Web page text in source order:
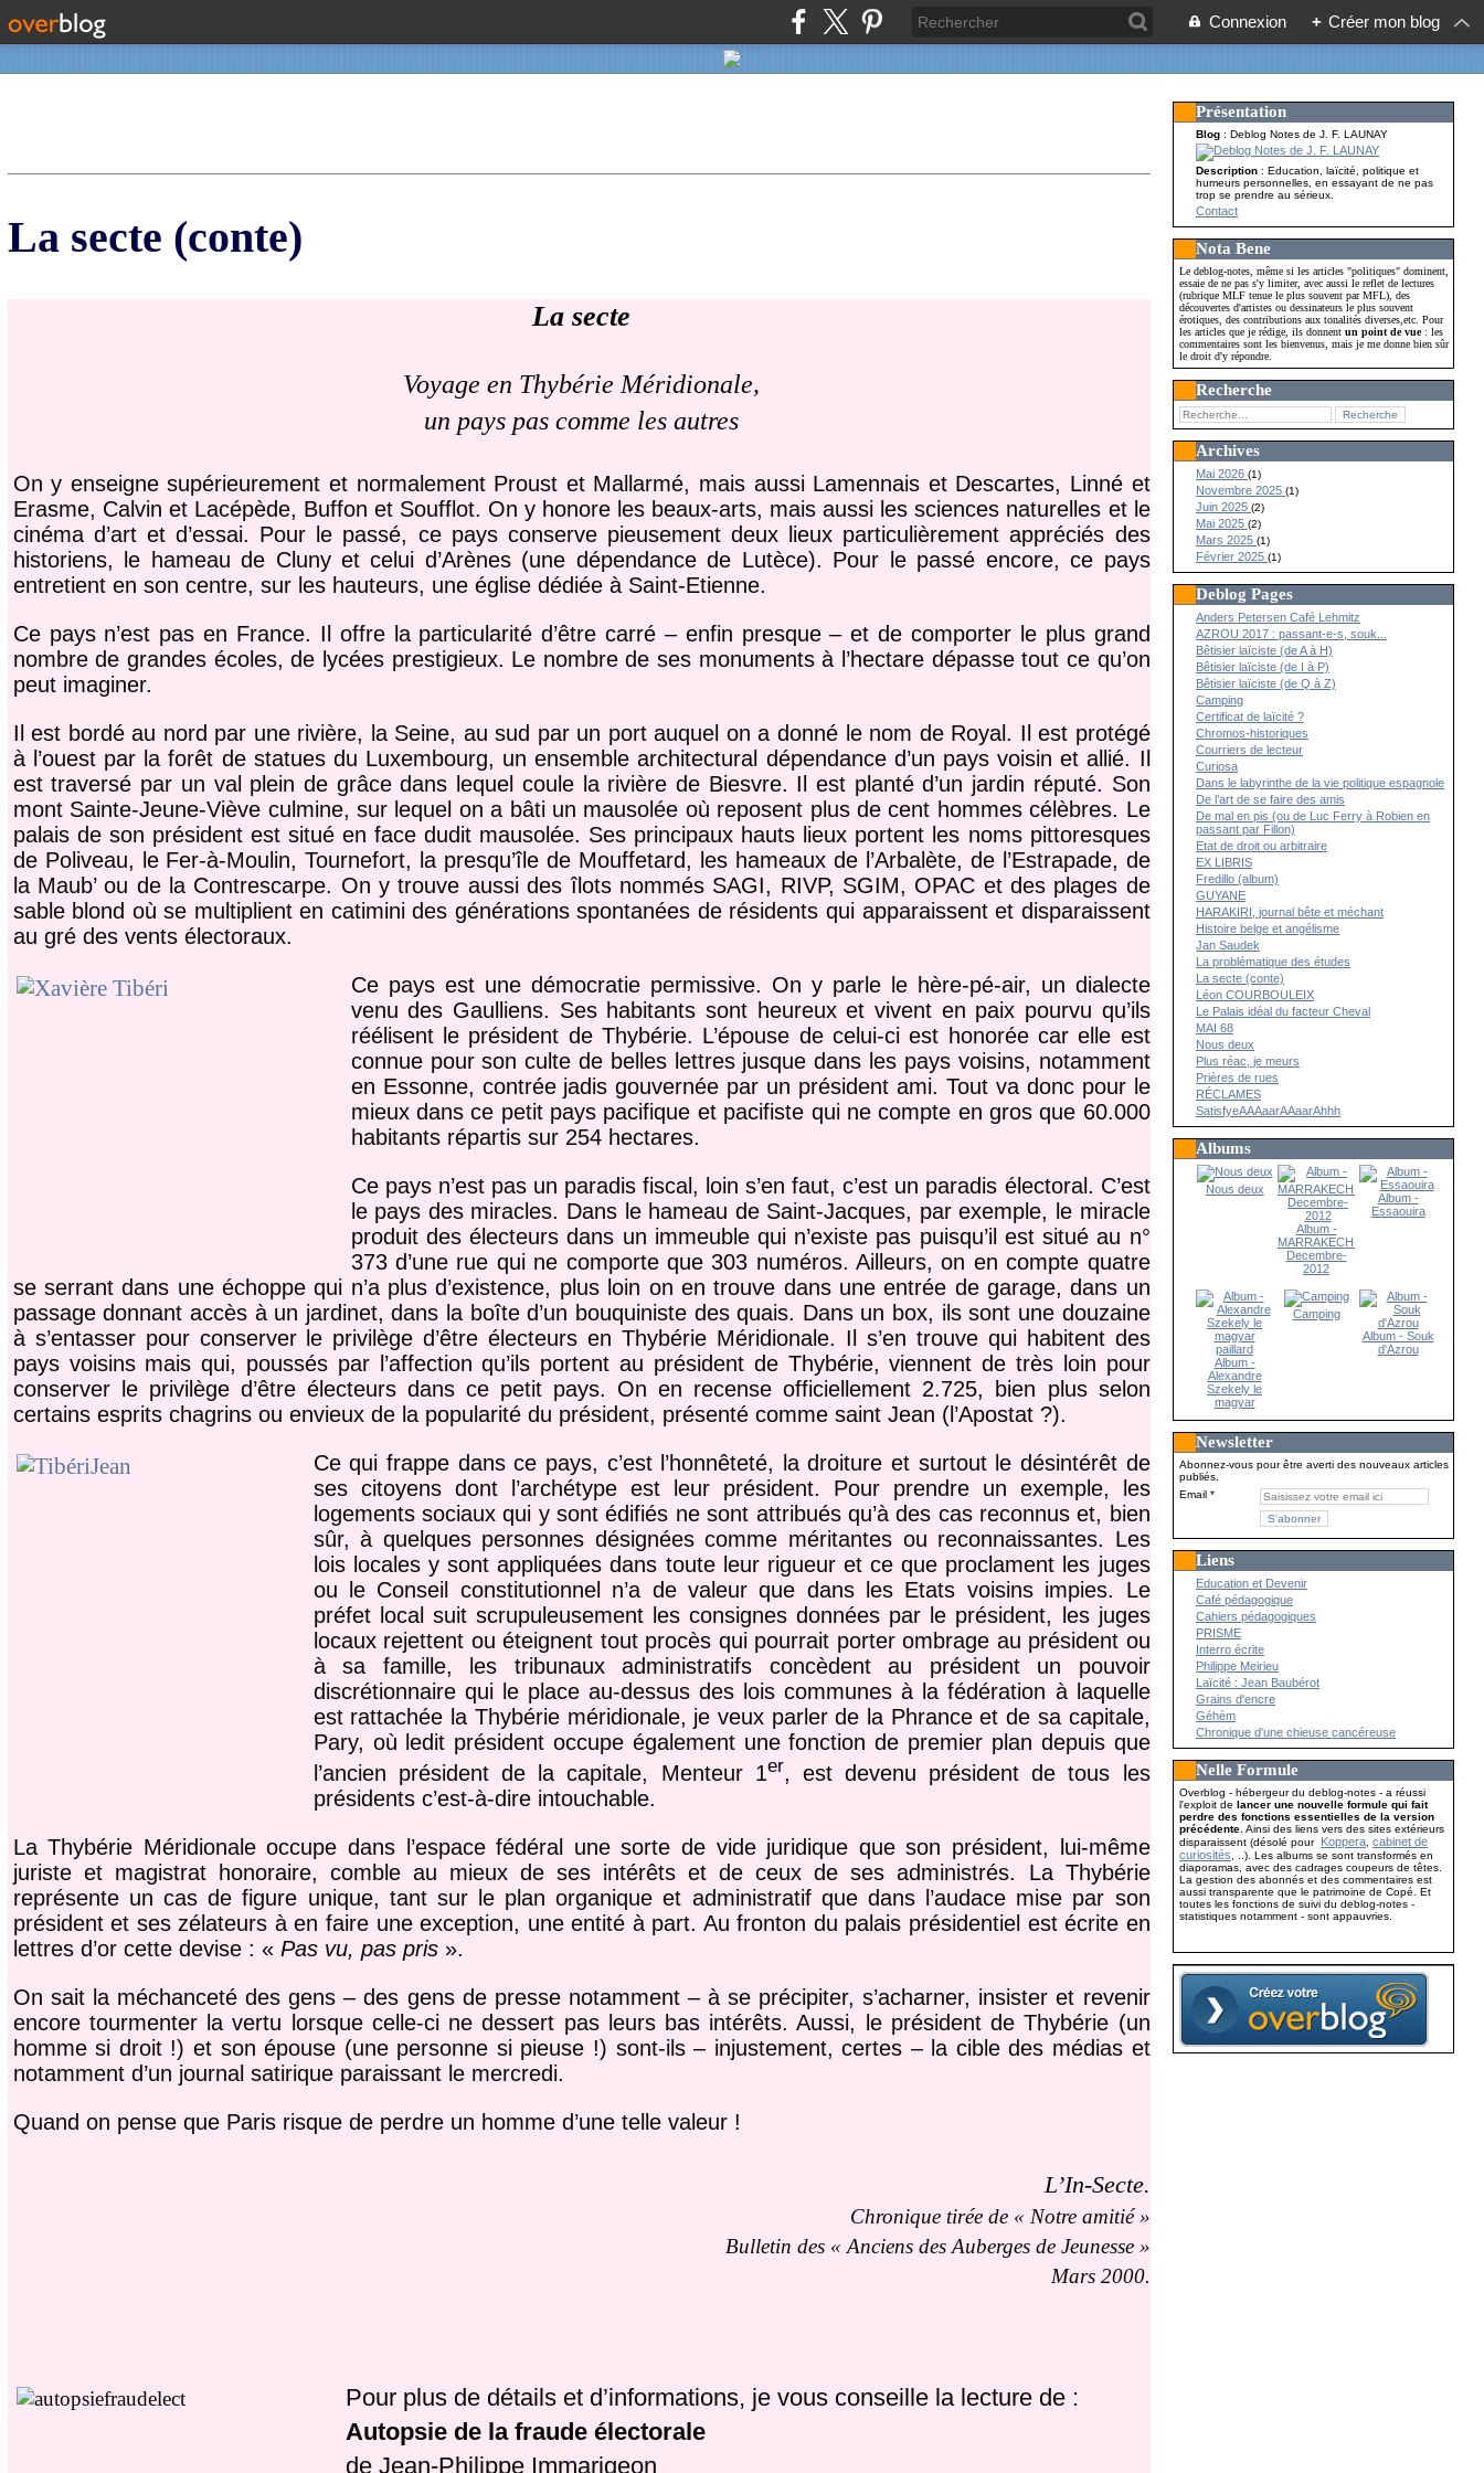
Connexion + Créer mon blog
La secte (conte)
La secte
Voyage en Thybérie Méridionale,
un pays pas comme les autres
On y enseigne supérieurement et normalement Proust et Mallarmé, mais aussi Lamennais et Descartes, Linné et
Erasme, Calvin et Lacépède, Buffon et Soufflot. On y honore les beaux-arts, mais aussi les sciences naturelles et le
cinéma d’art et d’essai. Pour le passé, ce pays conserve pieusement deux lieux particulièrement appréciés des
historiens, le hameau de Cluny et celui d’Arènes (une dépendance de Lutèce). Pour le passé encore, ce pays
entretient en son centre, sur les hauteurs, une église dédiée à Saint-Etienne.
Ce pays n’est pas en France. Il offre la particularité d’être carré – enfin presque – et de comporter le plus grand
nombre de grandes écoles, de lycées prestigieux. Le nombre de ses monuments à l’hectare dépasse tout ce qu’on
peut imaginer.
Il est bordé au nord par une rivière, la Seine, au sud par un port auquel on a donné le nom de Royal. Il est protégé
à l’ouest par la forêt de statues du Luxembourg, un ensemble architectural dépendance d’un pays voisin et allié. Il
est traversé par un val plein de grâce dans lequel coule la rivière de Biesvre. Il est planté d’un jardin réputé. Son
mont Sainte-Jeune-Viève culmine, sur lequel on a bâti un mausolée où reposent plus de cent hommes célèbres. Le
palais de son président est situé en face dudit mausolée. Ses principaux hauts lieux portent les noms pittoresques
de Poliveau, le Fer-à-Moulin, Tournefort, la presqu’île de Mouffetard, les hameaux de l’Arbalète, de l’Estrapade, de
la Maub’ ou de la Contrescarpe. On y trouve aussi des îlots nommés SAGI, RIVP, SGIM, OPAC et des plages de
sable blond où se multiplient en catimini des générations spontanées de résidents qui apparaissent et disparaissent
au gré des vents électoraux.
Ce pays est une démocratie permissive. On y parle le hère-pé-air, un dialecte
venu des Gaulliens. Ses habitants sont heureux et vivent en paix pourvu qu’ils
réélisent le président de Thybérie. L’épouse de celui-ci est honorée car elle est
connue pour son culte de belles lettres jusque dans les pays voisins, notamment
en Essonne, contrée jadis gouvernée par un président ami. Tout va donc pour le
mieux dans ce petit pays pacifique et pacifiste qui ne compte en gros que 60.000
habitants répartis sur 254 hectares.
Ce pays n’est pas un paradis fiscal, loin s’en faut, c’est un paradis électoral. C’est
le pays des miracles. Dans le hameau de Saint-Jacques, par exemple, le miracle
produit des électeurs dans un immeuble qui n’existe pas puisqu’il est situé au n°
373 d’une rue qui ne comporte que 303 numéros. Ailleurs, on en compte quatre
se serrant dans une échoppe qui n’a plus d’existence, plus loin on en trouve dans une entrée de garage, dans un
passage donnant accès à un jardinet, dans la boîte d’un bouquiniste des quais. Dans un box, ils sont une douzaine
à s’entasser pour conserver le privilège d’être électeurs en Thybérie Méridionale. Il s’en trouve qui habitent des
pays voisins mais qui, poussés par l’affection qu’ils portent au président de Thybérie, viennent de très loin pour
conserver le privilège d’être électeurs dans ce petit pays. On en recense officiellement 2.725, bien plus selon
certains esprits chagrins ou envieux de la popularité du président, présenté comme saint Jean (l’Apostat ?).
Ce qui frappe dans ce pays, c’est l’honnêteté, la droiture et surtout le désintérêt de
ses citoyens dont l’archétype est leur président. Pour prendre un exemple, les
logements sociaux qui y sont édifiés ne sont attribués qu’à des cas reconnus et, bien
sûr, à quelques personnes désignées comme méritantes ou reconnaissantes. Les
lois locales y sont appliquées dans toute leur rigueur et ce que proclament les juges
ou le Conseil constitutionnel n’a de valeur que dans les Etats voisins impies. Le
préfet local suit scrupuleusement les consignes données par le président, les juges
locaux rejettent ou éteignent tout procès qui pourrait porter ombrage au président ou
à sa famille, les tribunaux administratifs concèdent au président un pouvoir
discrétionnaire qui le place au-dessus des lois communes à la fédération à laquelle
est rattachée la Thybérie méridionale, je veux parler de la Phrance et de sa capitale,
Pary, où ledit président occupe également une fonction de premier plan depuis que
l’ancien président de la capitale, Menteur 1er, est devenu président de tous les
présidents c’est-à-dire intouchable.
La Thybérie Méridionale occupe dans l’espace fédéral une sorte de vide juridique que son président, lui-même
juriste et magistrat honoraire, comble au mieux de ses intérêts et de ceux de ses administrés. La Thybérie
représente un cas de figure unique, tant sur le plan organique et administratif que dans l’audace mise par son
président et ses zélateurs à en faire une exception, une entité à part. Au fronton du palais présidentiel est écrite en
lettres d’or cette devise : « Pas vu, pas pris».
On sait la méchanceté des gens – des gens de presse notamment – à se précipiter, s’acharner, insister et revenir
encore tourmenter la vertu lorsque celle-ci ne dessert pas leurs bas intérêts. Aussi, le président de Thybérie (un
homme si droit !) et son épouse (une personne si pieuse !) sont-ils – injustement, certes – la cible des médias et
notamment d’un journal satirique paraissant le mercredi.
Quand on pense que Paris risque de perdre un homme d’une telle valeur !
L’In-Secte.
Chronique tirée de « Notre amitié »
Bulletin des « Anciens des Auberges de Jeunesse »
Mars 2000.
Pour plus de détails et d’informations, je vous conseille la lecture de :
Autopsie de la fraude électorale
de Jean-Philippe Immarigeon
Présentation
Blog : Deblog Notes de J. F. LAUNAY
Description: Education, laïcité, politique et
humeurs personnelles, en essayant de ne pas
trop se prendre au sérieux.
Contact
Nota Bene
Le deblog-notes, même si les articles "politiques" dominent,
essaie de ne pas s'y limiter, avec aussi le reflet de lectures
(rubrique MLF tenue le plus souvent par MFL), des
découvertes d'artistes ou dessinateurs le plus souvent
érotiques, des contributions aux tonalités diverses,etc. Pour
les articles que je rédige, ils donnentun point de vue: les
commentaires sont les bienvenus, mais je me donne bien sûr
le droit d'y répondre.
Recherche
Archives
Mai 2026(1)
Novembre 2025(1)
Juin 2025(2)
Mai 2025(2)
Mars 2025(1)
Février 2025(1)
Deblog Pages
Anders Petersen Café Lehmitz
AZROU 2017 : passant-e-s, souk...
Bêtisier laïciste (de A à H)
Bêtisier laïciste (de I à P)
Bêtisier laïciste (de Q à Z)
Camping
Certificat de laïcité ?
Chromos-historiques
Courriers de lecteur
Curiosa
Dans le labyrinthe de la vie politique espagnole
De l’art de se faire des amis
De mal en pis (ou de Luc Ferry à Robien en
passant par Fillon)
Etat de droit ou arbitraire
EX LIBRIS
Fredillo (album)
GUYANE
HARAKIRI, journal bête et méchant
Histoire belge et angélisme
Jan Saudek
La problématique des études
La secte (conte)
Léon COURBOULEIX
Le Palais idéal du facteur Cheval
MAI 68
Nous deux
Plus réac, je meurs
Prières de rues
RÉCLAMES
SatisfyeAAAaarAAaarAhhh
Albums
Nous deux
Album -
MARRAKECH-
Decembre-
2012
Album -
Essaouira
Album -
Alexandre
Szekely le
magyar
Camping
Album - Souk
d'Azrou
Newsletter
Abonnez-vous pour être averti des nouveaux articles
publiés.
Email
Liens
Education et Devenir
Café pédagogique
Cahiers pédagogiques
PRISME
Interro écrite
Philippe Meirieu
Laïcité : Jean Baubérot
Grains d'encre
Géhèm
Chronique d'une chieuse cancéreuse
Nelle Formule
Overblog - hébergeur du deblog-notes - a réussi
l'exploit delancer une nouvelle formule qui fait
perdre des fonctions essentielles de la version
précédente . Ainsi des liens vers des sites extérieurs
disparaissent (désolé pour Koppera ,cabinet de
curiosités , ..). Les albums se sont transformés en
diaporamas, avec des cadrages coupeurs de têtes.
La gestion des abonnés et des commentaires est
aussi transparente que le patrimoine de Copé. Et
toutes les fonctions de suivi du deblog-notes -
statistiques notamment - sont appauvries.